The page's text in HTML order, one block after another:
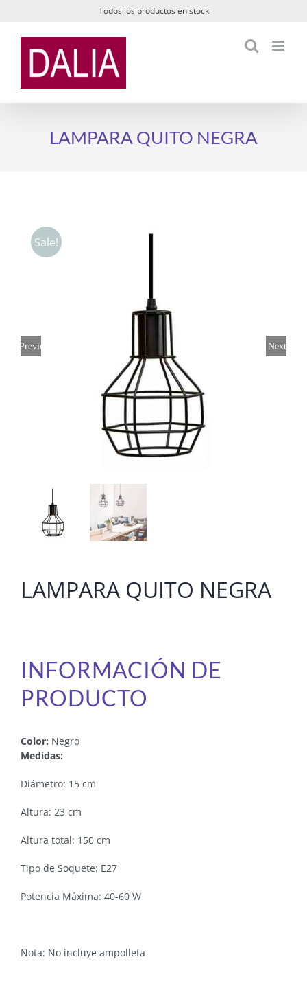
contenido
Todos los productos en stock
LAMPARA QUITO NEGRA
Sale!
Previous Next
LAMPARA QUITO NEGRA
INFORMACIÓN DE
PRODUCTO
Color: Negro
Medidas:
Diámetro: 15 cm
Altura: 23 cm
Altura total: 150 cm
Tipo de Soquete: E27
Potencia Máxima: 40-60 W
Nota: No incluye ampolleta